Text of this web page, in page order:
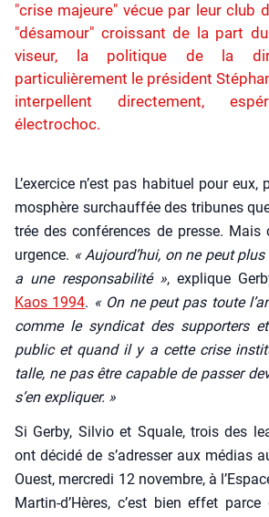
"crise majeure" vécue par leur club
"désamour" croissant de la part
viseur, la politique de la
particulièrement le président
interpellent directement,
électrochoc.
L’exer­cice n’est pas habi­tuel pour
mo­sphère sur­chauf­fée des tri­bunes
trée des confé­rences de presse.
urgence. « Aujourd’­hui, on ne peut
a une res­pon­sa­bi­li­té », explique
Kaos 1994. « On ne peut pas toute
comme le syn­di­cat des sup­por­ters
public et quand il y a cette crise
talle, ne pas être capable de pas­ser
s’en expli­quer. »
Si Ger­by, Sil­vio et Squale, trois des
ont déci­dé de s’a­dres­ser aux médias
Ouest, mer­cre­di 12 novembre, à
Mar­tin-d’Hères, c’est bien effet